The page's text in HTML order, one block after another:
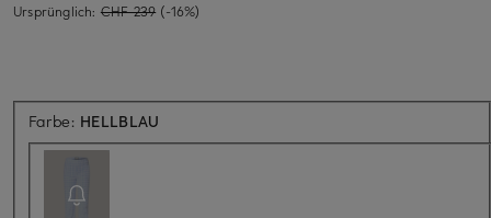
Ursprünglich: CHF 239 (-16%)
Farbe: HELLBLAU